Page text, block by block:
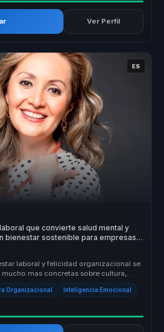
Ver Perfil
ES
que convierte salud mental y
bienestar sostenible para empresas y
laboral y felicidad organizacional se
mas concretas sobre cultura,
Organizacional Inteligencia Emocional